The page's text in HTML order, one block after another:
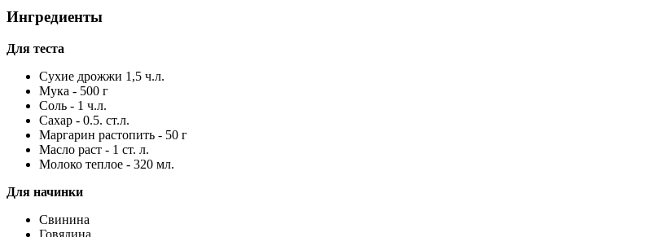
Ингредиенты
Для теста
Сухие дрожжи 1,5 ч.л.
Мука - 500 г
Соль - 1 ч.л.
Сахар - 0.5. ст.л.
Маргарин растопить - 50 г
Масло раст - 1 ст. л.
Молоко теплое - 320 мл.
Для начинки
Свинина
Говядина